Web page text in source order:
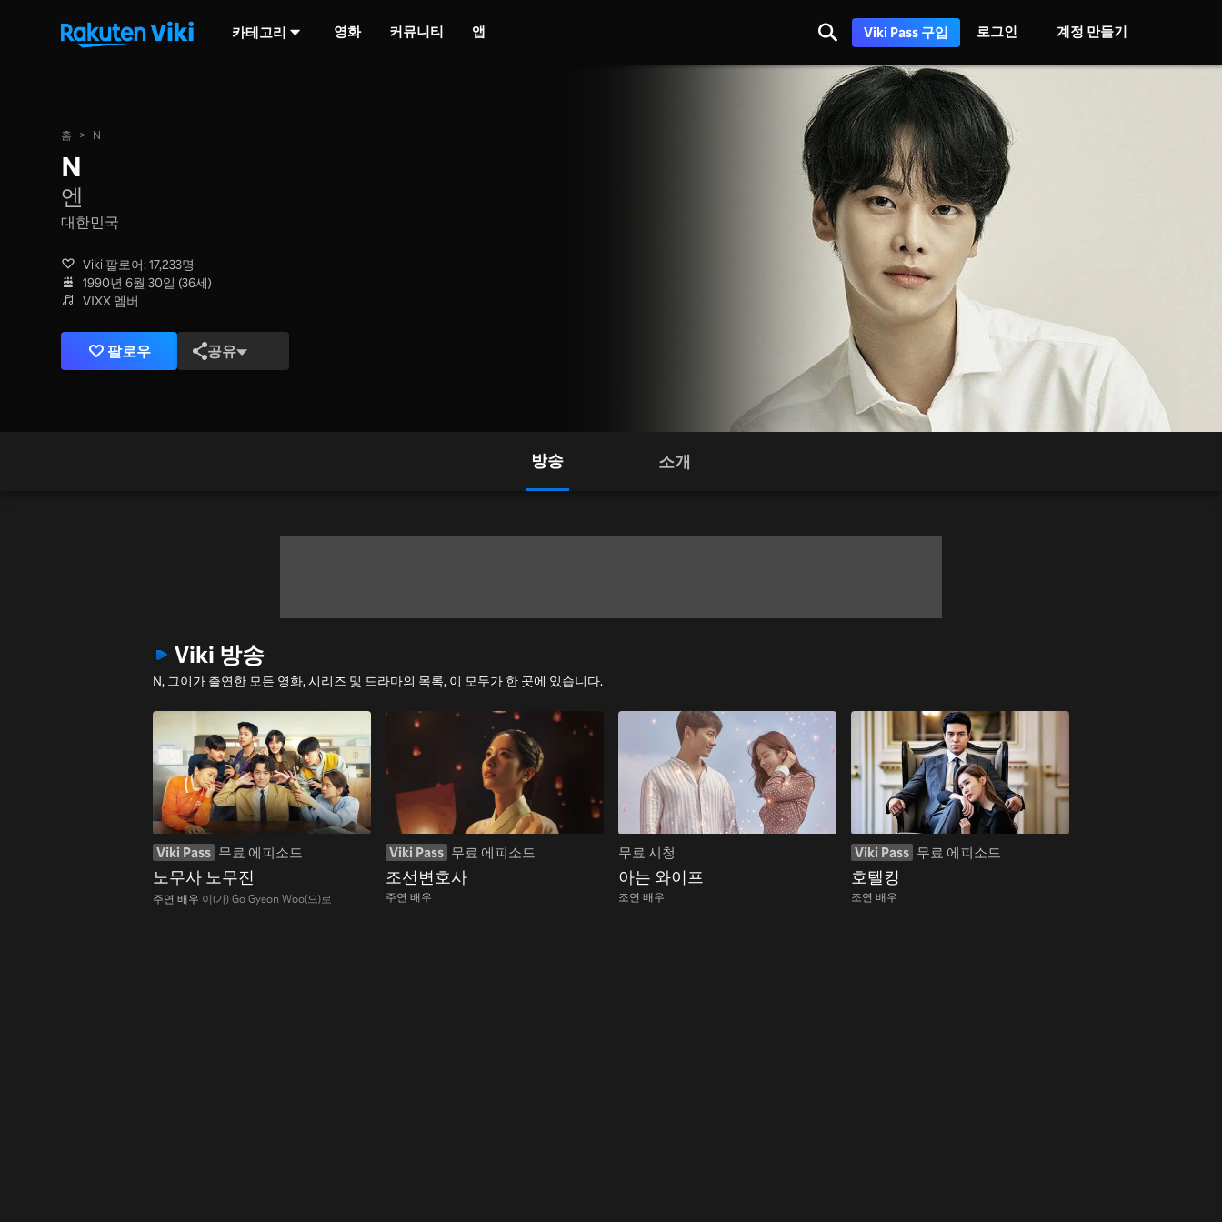
카테고리 영화 커뮤니티 앱 Viki Pass 구입 로그인 계정 만들기
홈 > N
N
엔
대한민국
Viki 팔로어: 17,233명
1990년 6월 30일 (36세)
VIXX 멤버
팔로우 공유
방송 소개
Viki 방송
N, 그이가 출연한 모든 영화, 시리즈 및 드라마의 목록, 이 모두가 한 곳에 있습니다.
Viki Pass 무료 에피소드
노무사 노무진
주연 배우 이(가) Go Gyeon Woo(으)로
Viki Pass 무료 에피소드
조선변호사
주연 배우
무료 시청
아는 와이프
조연 배우
Viki Pass 무료 에피소드
호텔킹
조연 배우